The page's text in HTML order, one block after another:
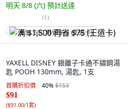
明天 8/8 (六) 預計送達
(1)
满 $1,500 再省 $75 (王道卡)
YAXELL DISNEY 銀離子卡通不鏽鋼湯
匙 POOH 130mm, 湯匙, 1支
首購折扣價 40%$153
$91
($91.00/1套)